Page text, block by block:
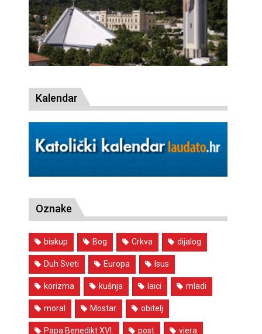
Kalendar
Oznake
biskup Bog Crkva dijalog
Duh Sveti Europa Isus
korizma kušnja laici mladi
moral Mostar obitelj
Papa Benedikt XVI. post vjera